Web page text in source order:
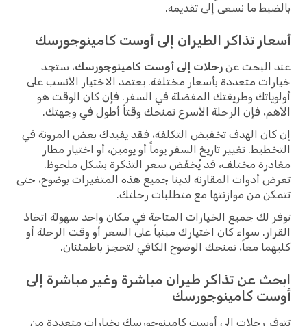
بالضبط ما نسعى إلى تقديمه.
أسعار تذاكر الطيران إلى أوست كامينوجورسك
عند البحث عن رحلات إلى أوست كامينوجورسك، ستجد
خيارات متعددة بأسعار مختلفة. يعتمد الاختيار الأنسب على
أولوياتك وطريقتك المفضلة في السفر. فإن كان الوقت هو
الأهم، فإن الرحلة الأسرع تمنحك وقتاً أطول في وجهتك.
إن كان الهدف تخفيض التكلفة، فقد يفيدك بعض المرونة في
التخطيط. تغيير تاريخ السفر يوماً أو يومين، أو اختيار مطار
مغادرة مختلف، قد يُخفّض سعر التذكرة بشكل ملحوظ.
تعرض أدوات المقارنة لدينا جميع هذه المتغيرات بوضوح، حتى
تتمكن من موازنتها مع متطلبات رحلتك.
توفر لك جميع الخيارات المتاحة في مكان واحد سهولة اتخاذ
القرار. سواء كان اختيارك مبنياً على السعر أو وقت الرحلة أو
كليهما معاً، نمنحك الوضوح الكافي لتحجز باطمئنان.
ابحث عن تذاكر طيران مباشرة وغير مباشرة إلى
أوست كامينوجورسك
تتوفر رحلات إلى أوست كامينوجورسك بخيارات متعددة من